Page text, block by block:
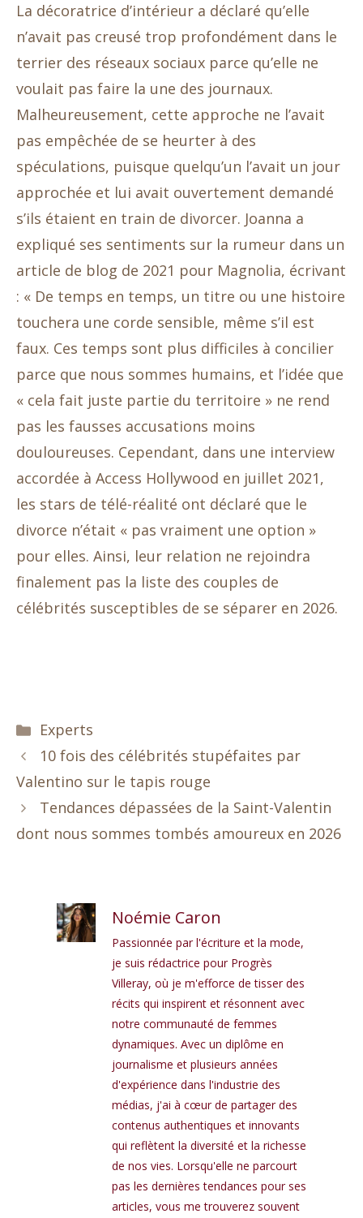
La décoratrice d’intérieur a déclaré qu’elle
n’avait pas creusé trop profondément dans le
terrier des réseaux sociaux parce qu’elle ne
voulait pas faire la une des journaux.
Malheureusement, cette approche ne l’avait
pas empêchée de se heurter à des
spéculations, puisque quelqu’un l’avait un jour
approchée et lui avait ouvertement demandé
s’ils étaient en train de divorcer. Joanna a
expliqué ses sentiments sur la rumeur dans un
article de blog de 2021 pour Magnolia, écrivant
: « De temps en temps, un titre ou une histoire
touchera une corde sensible, même s’il est
faux. Ces temps sont plus difficiles à concilier
parce que nous sommes humains, et l’idée que
« cela fait juste partie du territoire » ne rend
pas les fausses accusations moins
douloureuses. Cependant, dans une interview
accordée à Access Hollywood en juillet 2021,
les stars de télé-réalité ont déclaré que le
divorce n’était « pas vraiment une option »
pour elles. Ainsi, leur relation ne rejoindra
finalement pas la liste des couples de
célébrités susceptibles de se séparer en 2026.
Catégories
Experts
10 fois des célébrités stupéfaites par
Valentino sur le tapis rouge
Tendances dépassées de la Saint-Valentin
dont nous sommes tombés amoureux en 2026
Noémie Caron
Passionnée par l'écriture et la mode,
je suis rédactrice pour Progrès
Villeray, où je m'efforce de tisser des
récits qui inspirent et résonnent avec
notre communauté de femmes
dynamiques. Avec un diplôme en
journalisme et plusieurs années
d'expérience dans l'industrie des
médias, j'ai à cœur de partager des
contenus authentiques et innovants
qui reflètent la diversité et la richesse
de nos vies. Lorsqu'elle ne parcourt
pas les dernières tendances pour ses
articles, vous me trouverez souvent